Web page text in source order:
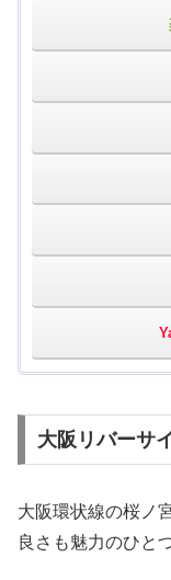
大阪リバーサ
大阪環状線の桜ノ
良さも魅力のひと